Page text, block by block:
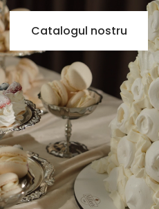
Catalogul nostru